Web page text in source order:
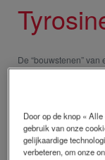
De “bouwstenen”
tyrosinemie (TYR) is
lichaam één van de
afbreken (daar ons
moeten de inname
Een belangrijk
benodigde
Door op de knop «
gebruik van onze
gelijkaardige
verbeteren, om onze